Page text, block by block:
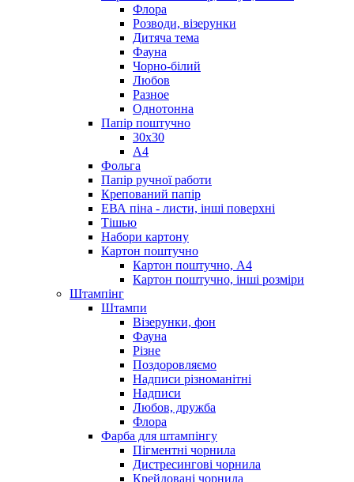
Флора
Розводи, візерунки
Дитяча тема
Фауна
Чорно-білий
Любов
Разное
Однотонна
Папір поштучно
30х30
А4
Фольга
Папір ручної работи
Крепований папір
ЕВА піна - листи, інші поверхні
Тішью
Набори картону
Картон поштучно
Картон поштучно, А4
Картон поштучно, інші розміри
Штампінг
Штампи
Візерунки, фон
Фауна
Різне
Поздоровляємо
Надписи різноманітні
Надписи
Любов, дружба
Флора
Фарба для штампінгу
Пігментні чорнила
Дистресингові чорнила
Крейдовані чорнила